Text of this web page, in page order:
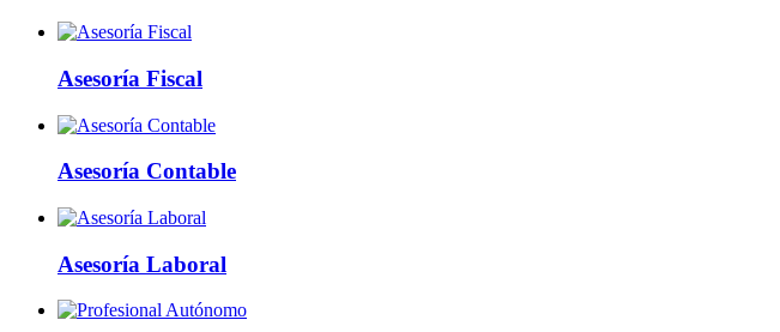
Asesoría Fiscal
Asesoría Contable
Asesoría Laboral